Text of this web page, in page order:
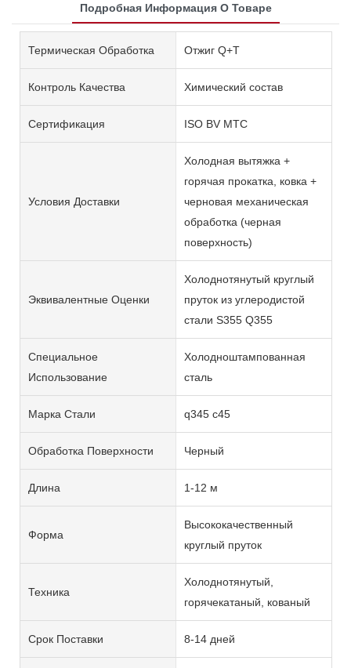
Подробная Информация О Товаре
Термическая Обработка Отжиг Q+T
Контроль Качества Химический состав
Сертификация ISO BV MTC
Условия Доставки
Холодная вытяжка +
горячая прокатка, ковка +
черновая механическая
обработка (черная
поверхность)
Эквивалентные Оценки
Холоднотянутый круглый
пруток из углеродистой
стали S355 Q355
Специальное
Использование
Холодноштампованная
сталь
Марка Стали q345 c45
Обработка Поверхности Черный
Длина 1-12 м
Форма
Высококачественный
круглый пруток
Техника
Холоднотянутый,
горячекатаный, кованый
Срок Поставки 8-14 дней